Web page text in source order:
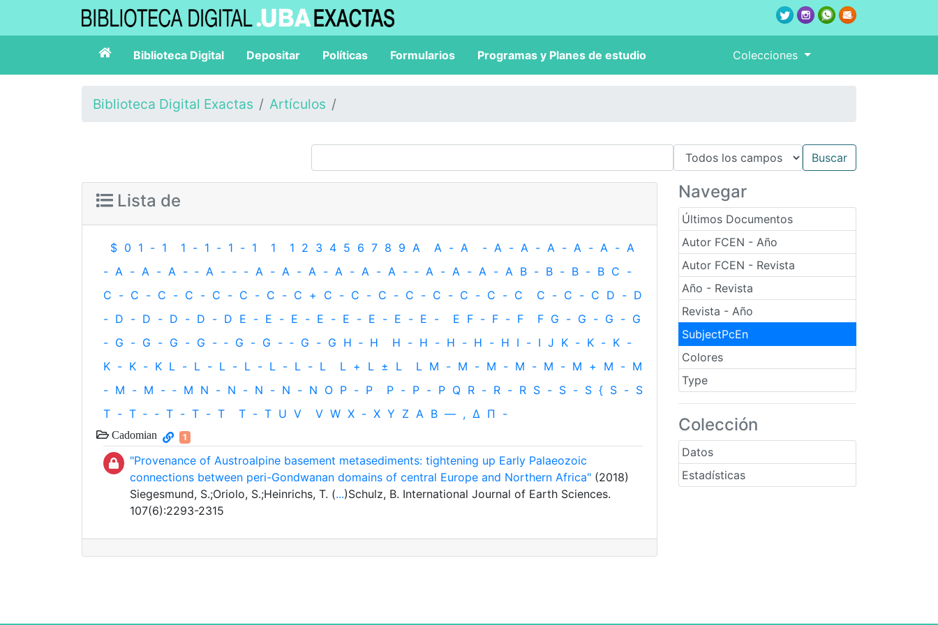
Biblioteca Digital Depositar Políticas Formularios Programas y Planes de estudio Colecciones
Biblioteca Digital Exactas Artículos
Navegar
Últimos Documentos
Autor FCEN - Año
Autor FCEN - Revista
Año - Revista
Revista - Año
SubjectPcEn
Colores
Type
Colección
Datos
Estadísticas
Lista de
$ 0 1 - 1 1 - 1 - 1 - 1 1 1 2 3 4 5 6 7 8 9 A A - A - A - A - A - A - A - A
- A - A - A - ‐ A - ‐ - A - A - A - A - A - A - ‐ A - A - A - A B - B - B - B C -
C - C - C - C - C - C - C - C + C - C - C - C - C - C - C - C C - C - C D - D
- D - D - D - D - D E - E - E - E - E - E - E - E - E F - F - F F G - G - G - G
- G - G - G - G - ‐ G - G - ‐ G - G H ‐ H H - H - H - H - H I - I J K - K - K -
K - K - K L - L - L - L - L - L - L L + L ± L L M - M - M - M - M - M + M - M
- M - M - ‐ M N - N - N - N - N O P - P P - P - P Q R - R - R S - S - S { S - S
T - T ‐ - T - T - T T - T U V V W X - X Y Z Α Β — , Δ Π -
Cadomian 1
"Provenance of Austroalpine basement metasediments: tightening up Early Palaeozoic
connections between peri-Gondwanan domains of central Europe and Northern Africa" (2018)
Siegesmund, S.;Oriolo, S.;Heinrichs, T. (...)Schulz, B. International Journal of Earth Sciences.
107(6):2293-2315